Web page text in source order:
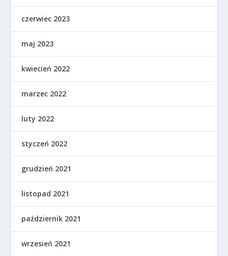
czerwiec 2023
maj 2023
kwiecień 2022
marzec 2022
luty 2022
styczeń 2022
grudzień 2021
listopad 2021
październik 2021
wrzesień 2021